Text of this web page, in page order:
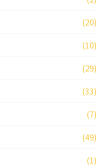
(20)
(10)
(29)
(33)
(7)
(49)
(1)